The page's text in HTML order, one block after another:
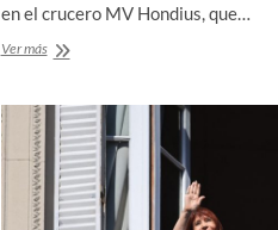
en el crucero MV Hondius, que…
Ver másOMS
fin
del
brote
de
hantavirus
vinculado